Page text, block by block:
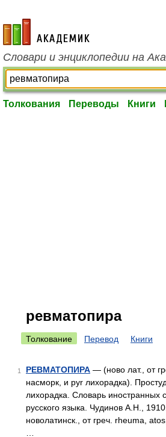
academic.ru
Словари и энциклопедии на
Толкования Переводы Книги
ревматопира
Толкование Перевод Книги
1 РЕВМАТОПИРА — (ново лат., от
насморк, и pyr лихорадка).
лихорадка. Словарь иностранных
русского языка. Чудинов А.Н.,
новолатинск., от греч. rheuma,